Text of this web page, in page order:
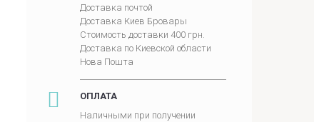
Доставка почтой
Доставка Киев Бровары
Стоимость доставки 400 грн.
Доставка по Киевской области
Нова Пошта
ОПЛАТА
Наличными при получении